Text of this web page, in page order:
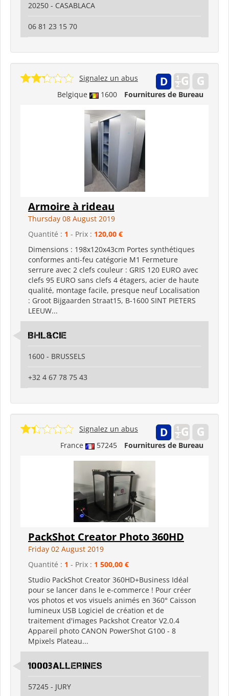
20250 - CASABLACA
06 81 23 15 70
Belgique 1600 Fournitures de Bureau
Signalez un abus
Armoire à rideau
Thursday 08 August 2019
Quantité : 1 - Prix : 120,00 €
Dimensions : 198x120x43cm Portes synthétiques
conformes anti-feu catégorie M1 Fermeture
serrure avec 2 clefs couleur : GRIS 120 EURO avec
clefs 95 EURO sans clefs 4 étagers, acier de haute
qualité, montage facile, presque neuf Localisation
: Groot Bijgaarden Straat15, B-1600 SINT PIETERS
LEEUW...
BHL&CIE
1600 - BRUSSELS
+32 4 67 78 75 43
France 57245 Fournitures de Bureau
Signalez un abus
PackShot Creator Photo 360HD
Friday 02 August 2019
Quantité : 1 - Prix : 1 500,00 €
Studio PackShot Creator 360HD+Business Idéal
pour se lancer dans le e-commerce ! Pour créer
vos photos et vos visuels animés en 360° Caisson
lumineux USB Logiciel de création et de
traitement d'images Packshot Creator V2.0.4
Appareil photo CANON PowerShot G100 - 8
Mpixels Plateau...
1000ballerines
57245 - JURY